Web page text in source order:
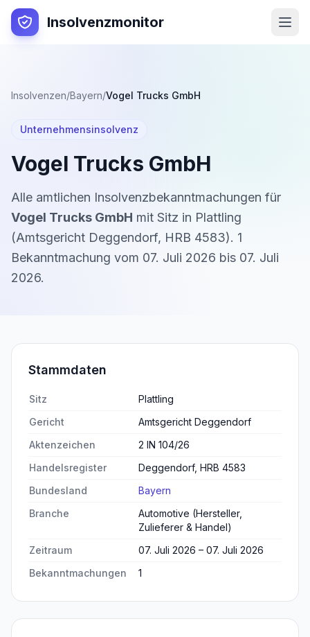
Insolvenzmonitor
Insolvenzen/Bayern/Vogel Trucks GmbH
Unternehmensinsolvenz
Vogel Trucks GmbH
Alle amtlichen Insolvenzbekanntmachungen für
Vogel Trucks GmbH mit Sitz in Plattling
(Amtsgericht Deggendorf, HRB 4583). 1
Bekanntmachung vom 07. Juli 2026 bis 07. Juli
2026.
Stammdaten
Sitz
Plattling
Gericht
Amtsgericht Deggendorf
Aktenzeichen
2 IN 104/26
Handelsregister
Deggendorf, HRB 4583
Bundesland
Bayern
Branche
Automotive (Hersteller,
Zulieferer & Handel)
Zeitraum
07. Juli 2026 – 07. Juli 2026
Bekanntmachungen
1